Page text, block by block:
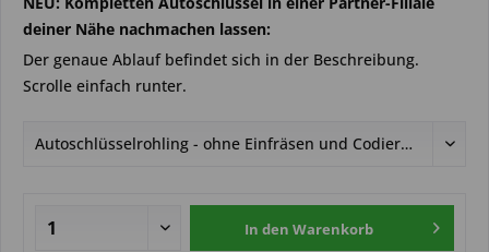
deiner Nähe nachmachen lassen:
Der genaue Ablauf befindet sich in der Beschreibung.
Scrolle einfach runter.
In den Warenkorb